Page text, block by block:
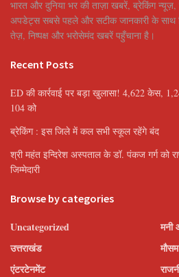
भारत और दुनिया भर की ताज़ा खबरें, ब्रेकिंग न्यूज़,
अपडेट्स सबसे पहले और सटीक जानकारी के साथ
तेज़, निष्पक्ष और भरोसेमंद खबरें पहुँचाना है।
Recent Posts
ED की कार्रवाई पर बड़ा खुलासा! 4,622 केस,
104 को
ब्रेकिंग : इस जिले में कल सभी स्कूल रहेंगे बंद
श्री महंत इन्दिरेश अस्पताल के डॉ. पंकज गर्ग को
जिम्मेदारी
Browse by categories
Uncategorized
उत्तराखंड
एंटरटेनमेंट
मनी
मौसम